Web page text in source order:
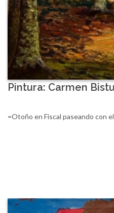
Pintura: Carmen
=Otoño en Fiscal paseando con